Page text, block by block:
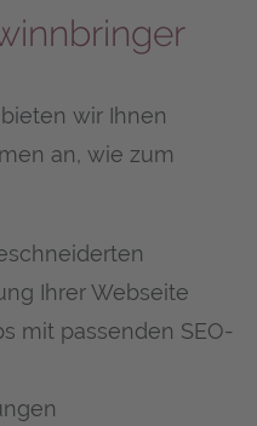
wir Ihnen
an, wie zum
Ihrer Webseite
mit passenden SEO-